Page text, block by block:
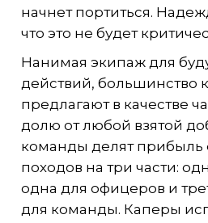
начнет портиться.
что это не будет
Нанимая экипаж для
действий, большинство
предлагают в качестве
долю от любой взятой
команды делят прибыль
походов на три части:
одна для офицеров и
для команды. Каперы